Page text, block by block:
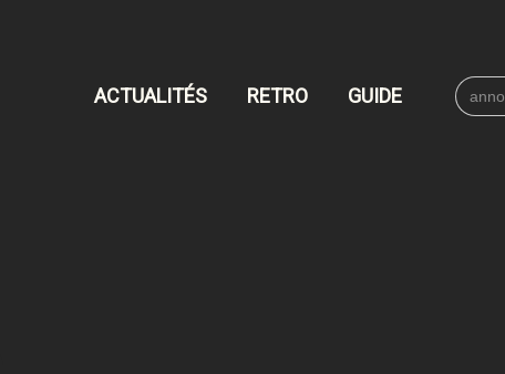
ACTUALITÉS RETRO GUIDE
Search
for: